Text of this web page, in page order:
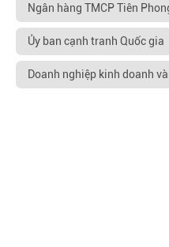
Ngân hàng TMCP Tiên
Ủy ban cạnh tranh Quốc gia
Doanh nghiệp kinh doanh